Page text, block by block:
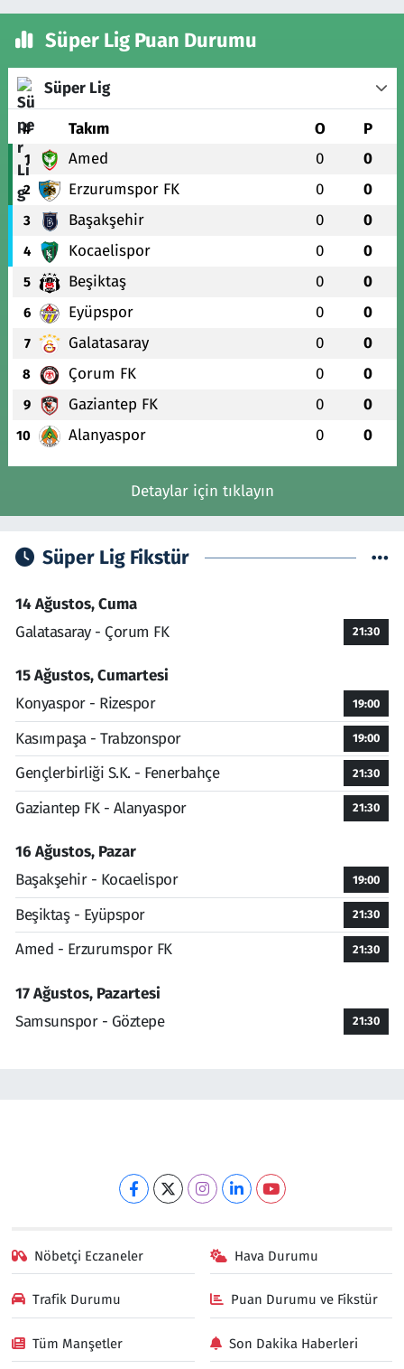
Süper Lig Puan Durumu
Süper Lig
# Takım O P
1 Amed 0 0
2 Erzurumspor FK 0 0
3 Başakşehir 0 0
4 Kocaelispor 0 0
5 Beşiktaş 0 0
6 Eyüpspor 0 0
7 Galatasaray 0 0
8 Çorum FK 0 0
9 Gaziantep FK 0 0
10 Alanyaspor 0 0
Detaylar için tıklayın
Süper Lig Fikstür
14 Ağustos, Cuma
Galatasaray - Çorum FK
21:30
15 Ağustos, Cumartesi
Konyaspor - Rizespor
19:00
Kasımpaşa - Trabzonspor 19:00
Gençlerbirliği S.K. - Fenerbahçe 21:30
Gaziantep FK - Alanyaspor 21:30
16 Ağustos, Pazar
Başakşehir - Kocaelispor
19:00
Beşiktaş - Eyüpspor 21:30
Amed - Erzurumspor FK 21:30
17 Ağustos, Pazartesi
Samsunspor - Göztepe
21:30
Nöbetçi Eczaneler Hava Durumu
Trafik Durumu Puan Durumu ve Fikstür
Tüm Manşetler Son Dakika Haberleri